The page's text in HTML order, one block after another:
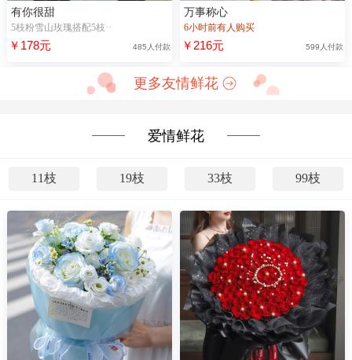
有你很甜
5枝粉雪山玫瑰搭配5枝··
￥178元 485人付款
万事称心
6小时前有人购买
￥216元 599人付款
更多友情鲜花
爱情鲜花
11枝 19枝 33枝 99枝